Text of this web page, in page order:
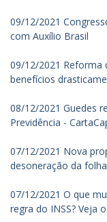
09/12/2021
com Auxílio Brasil
09/12/2021 Reforma
benefícios
08/12/2021 Guedes
Previdência -
07/12/2021 Nova
desoneração da
07/12/2021 O que
regra do INSS? Veja